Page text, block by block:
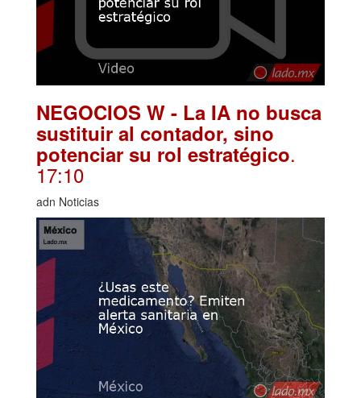
NEGOCIOS W - La IA no busca
sustituir al contador, sino
potenciar su rol estratégico.
17:10
adn Noticias